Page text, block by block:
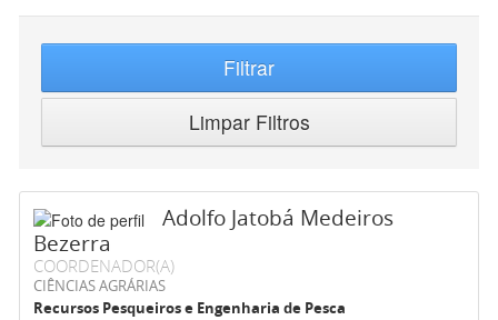
Filtrar
Limpar Filtros
Adolfo Jatobá Medeiros
Bezerra
COORDENADOR(A)
CIÊNCIAS AGRÁRIAS
Recursos Pesqueiros e Engenharia de Pesca